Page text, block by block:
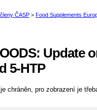
Update
5-HTP
chráněn, pro zobrazení je